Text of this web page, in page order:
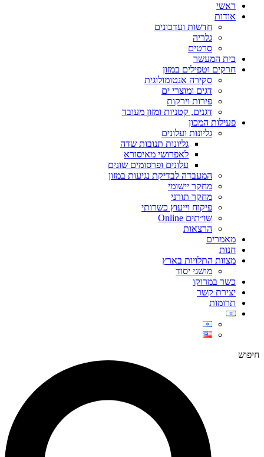
ראשי
אודות
חדשות ועדכונים
גלריה
סרטים
בית המעשר
חרקים וטפילים במזון
סקירה אנטומולוגית
דגים ומוצרי ים
פירות וירקות
דגנים, קטניות ומזון מעובד
פעילות המכון
גליונות ועלונים
גליונות תנובות שדה
לאפרושי מאיסורא
עלונים ופרסומים שונים
המעבדה לבדיקת נגיעות במזון
מחקר יישומי
מחקר תורני
פיקוח וייעוץ כשרותי
שו״תים Online
הרצאות
מאמרים
חנות
מצוות התלויות בארץ
מושגי יסוד
כשר במרוקו
יצירת קשר
תרומות
חיפוש